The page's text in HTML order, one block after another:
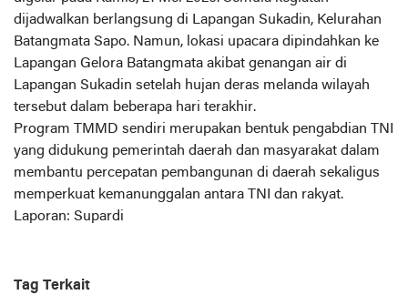
dijadwalkan berlangsung di Lapangan Sukadin, Kelurahan
Batangmata Sapo. Namun, lokasi upacara dipindahkan ke
Lapangan Gelora Batangmata akibat genangan air di
Lapangan Sukadin setelah hujan deras melanda wilayah
tersebut dalam beberapa hari terakhir.
Program TMMD sendiri merupakan bentuk pengabdian TNI
yang didukung pemerintah daerah dan masyarakat dalam
membantu percepatan pembangunan di daerah sekaligus
memperkuat kemanunggalan antara TNI dan rakyat.
Laporan: Supardi
Tag Terkait